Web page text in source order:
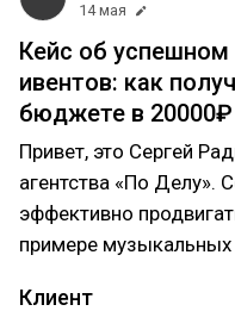
14 мая
Кейс об
ивентов: как
бюджете в 20000₽
Привет, это Сергей
агентства «По Делу».
эффективно
примере
Клиент